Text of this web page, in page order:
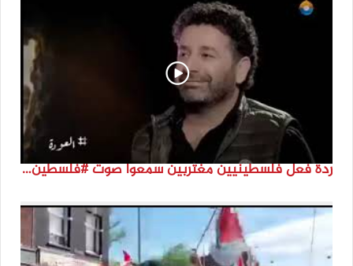
ردة فعل فلسطينيين مغتربين سمعوا صوت #فلسطين لأول مرة #نتماء2022 #القدس_موعدنا #النكبة74